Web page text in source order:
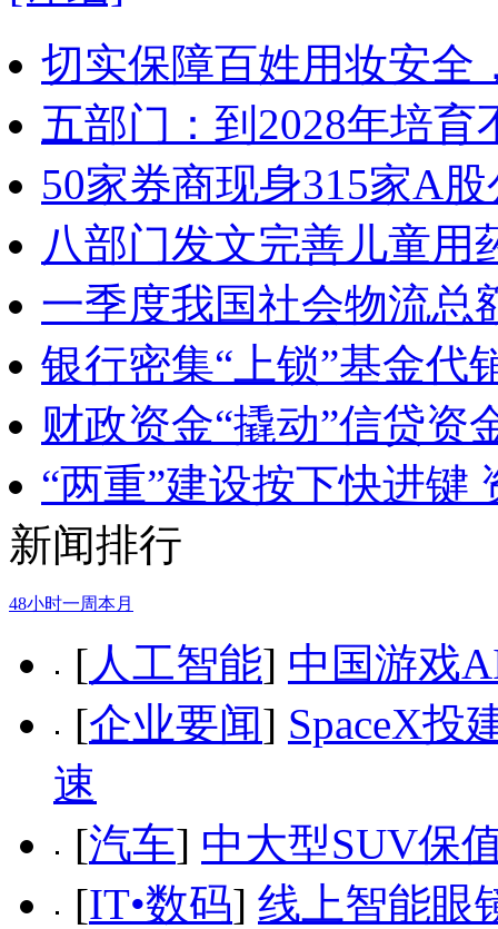
切实保障百姓用妆安全
五部门：到2028年培
50家券商现身315家A
八部门发文完善儿童用
一季度我国社会物流总
银行密集“上锁”基金代
财政资金“撬动”信贷资
“两重”建设按下快进键
新闻排行
48小时一周本月
[人工智能] 中国游戏
[企业要闻] SpaceX投
速
[汽车] 中大型SUV保
[IT•数码] 线上智能眼